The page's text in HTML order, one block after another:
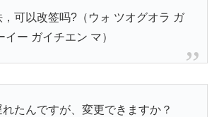
可以改签吗?（ウォ ツオグオラ ガ
イー ガイチエン マ）
たんですが、変更できますか？